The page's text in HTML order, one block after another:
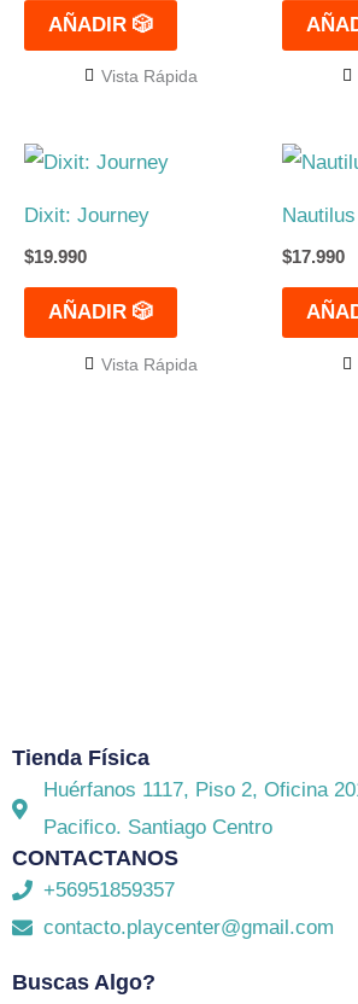
AÑADIR 🎲
Vista Rápida
Dixit: Journey
$19.990
AÑADIR 🎲
Vista Rápida
Nautilus
$17.990
Tienda Física
Huérfanos 1117, Piso 2, Oficina
Pacifico. Santiago Centro
CONTACTANOS
+56951859357
contacto.playcenter@gmail.com
Buscas Algo?